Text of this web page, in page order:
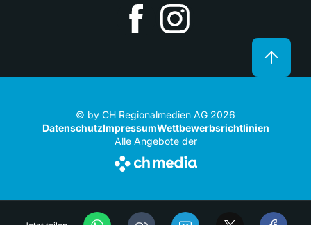
© by CH Regionalmedien AG 2026
DatenschutzImpressumWettbewerbsrichtlinien
Alle Angebote der